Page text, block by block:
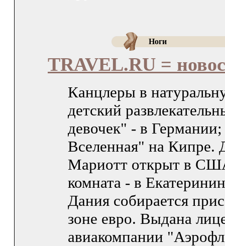
Ноги
TRAVEL.RU =
Канцлеры в
детский
девочек" - в
Вселенная" на Кипре.
Мариотт открыт в
комната - в
Дания собирается
зоне евро. Выдана
авиакомпании